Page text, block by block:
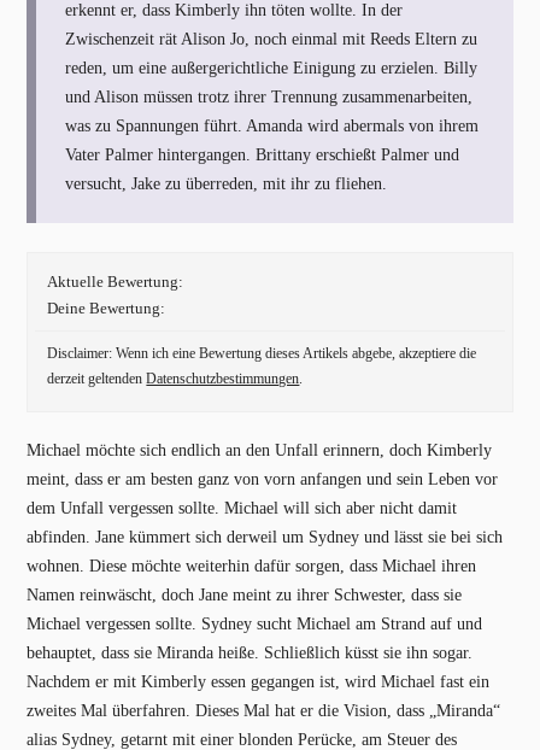
erkennt er, dass Kimberly ihn töten wollte. In der
Zwischenzeit rät Alison Jo, noch einmal mit Reeds Eltern zu
reden, um eine außergerichtliche Einigung zu erzielen. Billy
und Alison müssen trotz ihrer Trennung zusammenarbeiten,
was zu Spannungen führt. Amanda wird abermals von ihrem
Vater Palmer hintergangen. Brittany erschießt Palmer und
versucht, Jake zu überreden, mit ihr zu fliehen.
Aktuelle Bewertung:
Deine Bewertung:
Disclaimer: Wenn ich eine Bewertung dieses Artikels abgebe, akzeptiere die
derzeit geltendenDatenschutzbestimmungen.
Michael möchte sich endlich an den Unfall erinnern, doch Kimberly
meint, dass er am besten ganz von vorn anfangen und sein Leben vor
dem Unfall vergessen sollte. Michael will sich aber nicht damit
abfinden. Jane kümmert sich derweil um Sydney und lässt sie bei sich
wohnen. Diese möchte weiterhin dafür sorgen, dass Michael ihren
Namen reinwäscht, doch Jane meint zu ihrer Schwester, dass sie
Michael vergessen sollte. Sydney sucht Michael am Strand auf und
behauptet, dass sie Miranda heiße. Schließlich küsst sie ihn sogar.
Nachdem er mit Kimberly essen gegangen ist, wird Michael fast ein
zweites Mal überfahren. Dieses Mal hat er die Vision, dass „Miranda“
alias Sydney, getarnt mit einer blonden Perücke, am Steuer des